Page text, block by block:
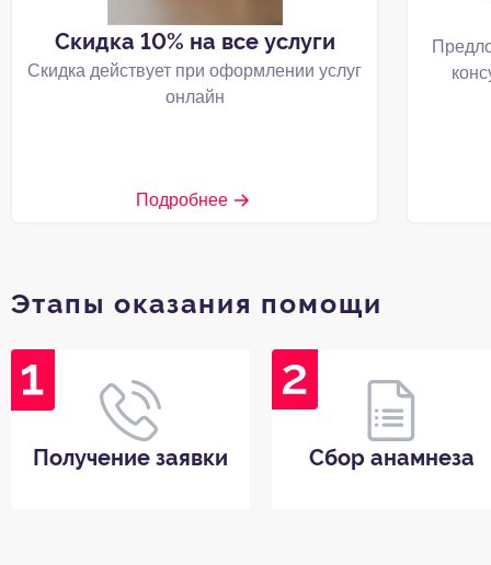
Скидка 10% на все услуги
Скидка действует при оформлении услуг
онлайн
Подробнее
Этапы оказания помощи
Получение заявки Сбор анамнеза